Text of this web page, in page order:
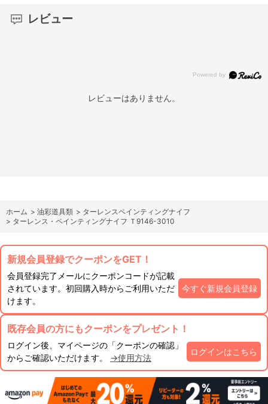
レビュー
レビューはありません。
ホーム > 油彩道具類 > ターレンスペインティングナイフ
> ターレンス・ペインティングナイフ Ｔ9146-3010
新規会員登録でクーポンをGET！
会員登録完了メールにクーポンコードが記載
されています。初回購入時からご利用いただ
けます。
今すぐ新規会員登録
既存会員の方にもクーポンをプレゼント！
ログイン後、マイページの「クーポンの確認」
からご確認いただけます。 →使用方法
ログインはこちら